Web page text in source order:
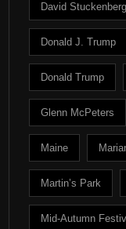
David Stuckenberg
Donald J. Trump
Donald Trump
Glenn McPeters
Maine
Martin’s Park
Mid-Autumn